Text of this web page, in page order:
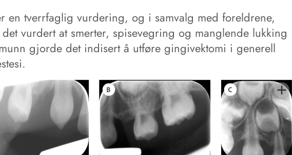
en tverrfaglig vurdering, og i samvalg med foreldrene,
vurdert at smerter, spisevegring og manglende lukking
gjorde det indisert å utføre gingivektomi i generell